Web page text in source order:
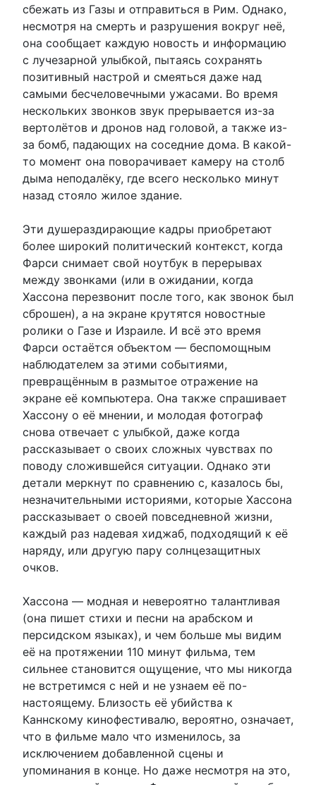
сбежать из Газы и отправиться в Рим. Однако,
несмотря на смерть и разрушения вокруг неё,
она сообщает каждую новость и информацию
с лучезарной улыбкой, пытаясь сохранять
позитивный настрой и смеяться даже над
самыми бесчеловечными ужасами. Во время
нескольких звонков звук прерывается из-за
вертолётов и дронов над головой, а также из-
за бомб, падающих на соседние дома. В какой-
то момент она поворачивает камеру на столб
дыма неподалёку, где всего несколько минут
назад стояло жилое здание.
Эти душераздирающие кадры приобретают
более широкий политический контекст, когда
Фарси снимает свой ноутбук в перерывах
между звонками (или в ожидании, когда
Хассона перезвонит после того, как звонок был
сброшен), а на экране крутятся новостные
ролики о Газе и Израиле. И всё это время
Фарси остаётся объектом — беспомощным
наблюдателем за этими событиями,
превращённым в размытое отражение на
экране её компьютера. Она также спрашивает
Хассону о её мнении, и молодая фотограф
снова отвечает с улыбкой, даже когда
рассказывает о своих сложных чувствах по
поводу сложившейся ситуации. Однако эти
детали меркнут по сравнению с, казалось бы,
незначительными историями, которые Хассона
рассказывает о своей повседневной жизни,
каждый раз надевая хиджаб, подходящий к её
наряду, или другую пару солнцезащитных
очков.
Хассона — модная и невероятно талантливая
(она пишет стихи и песни на арабском и
персидском языках), и чем больше мы видим
её на протяжении 110 минут фильма, тем
сильнее становится ощущение, что мы никогда
не встретимся с ней и не узнаем её по-
настоящему. Близость её убийства к
Каннскому кинофестивалю, вероятно, означает,
что в фильме мало что изменилось, за
исключением добавленной сцены и
упоминания в конце. Но даже несмотря на это,